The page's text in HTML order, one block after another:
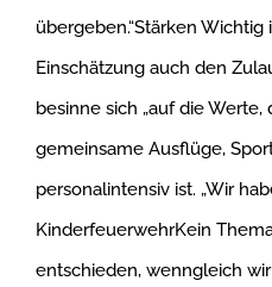
übergeben.“Stärken
Einschätzung auch den
besinne sich „auf die
gemeinsame Ausflüge,
personalintensiv ist. „Wir
KinderfeuerwehrKein
entschieden, wenngleich